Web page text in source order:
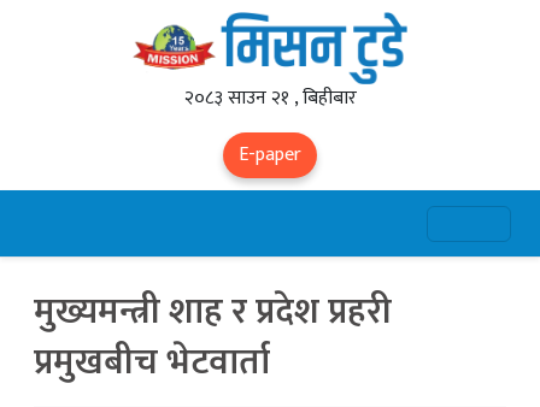
२०८३ साउन २१ , बिहीबार
E-paper
मुख्यमन्त्री शाह र प्रदेश प्रहरी
प्रमुखबीच भेटवार्ता